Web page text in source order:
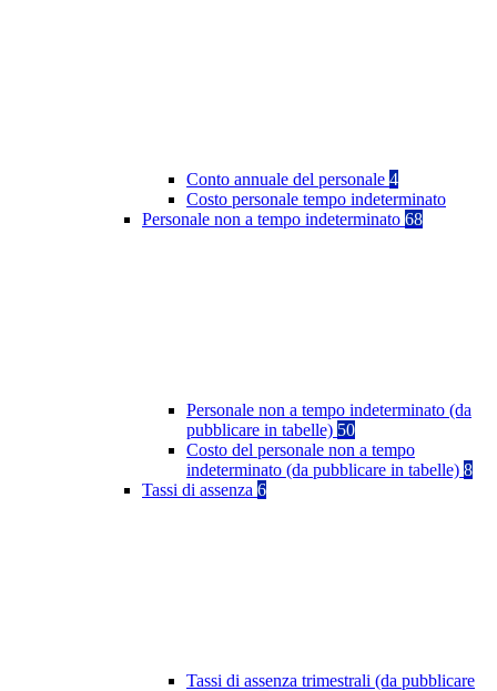
Conto annuale del personale 4
Costo personale tempo indeterminato
Personale non a tempo indeterminato 68
Personale non a tempo indeterminato (da
pubblicare in tabelle) 50
Costo del personale non a tempo
indeterminato (da pubblicare in tabelle) 8
Tassi di assenza 6
Tassi di assenza trimestrali (da pubblicare